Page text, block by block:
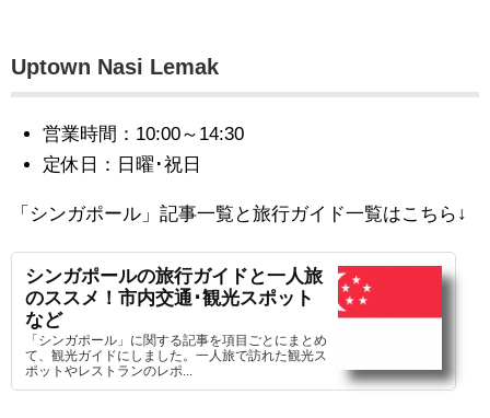
Uptown Nasi Lemak
営業時間：10:00～14:30
定休日：日曜･祝日
「シンガポール」記事一覧と旅行ガイド一覧はこちら ↓
シンガポールの旅行ガイドと一人旅
のススメ！市内交通･観光スポット
など
「シンガポール」に関する記事を項目ごとにまとめ
て、観光ガイドにしました。一人旅で訪れた観光ス
ポットやレストランのレポ...